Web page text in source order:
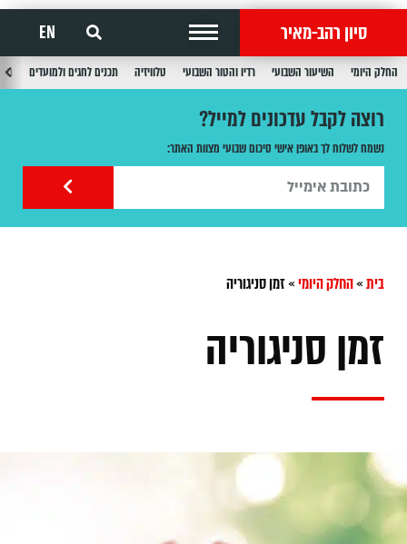
סיון רהב-מאיר EN
החלק היומי השיעור השבועי רדיו והטור השבועי טלוויזיה תכנים לחגים ולמועדים
רוצה לקבל עדכונים למייל?
נשמח לשלוח לך באופן אישי סיכום שבועי מצוות האתר:
בית»החלק היומי»זמן סניגוריה
זמן סניגוריה